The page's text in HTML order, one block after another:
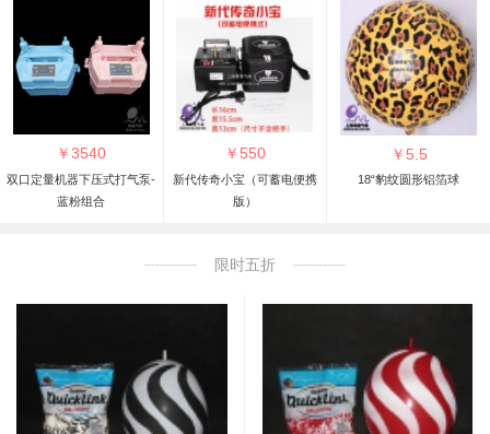
￥3540
双口定量机器下压式打气泵-
蓝粉组合
￥ 550
新代传奇小宝（可蓄电便携
版）
￥ 5.5
18“豹纹圆形铝箔球
限时五折